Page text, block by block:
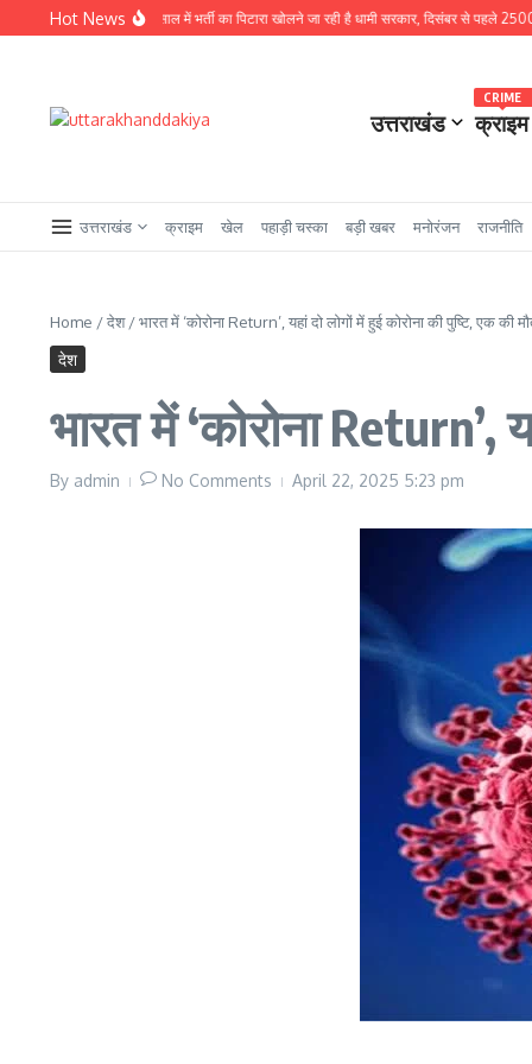
Skip to content
Hot News
से बड़ी खबर : चुनावी साल में भर्ती का पिटारा खोलने जा रही है धामी सरकार, दिसंबर से पहले 2500 से
उत्तराखंड क्राइम
CRIME
उत्तराखंड क्राइम खेल पहाड़ी चस्का बड़ी खबर मनोरंजन राजनीति
Home /देश/भारत में ‘कोरोना Return’, यहां दो लोगों में हुई कोरोना की पुष्टि, एक की
देश
भारत में ‘कोरोना Return’,
By admin No Comments April 22, 2025 5:23 pm